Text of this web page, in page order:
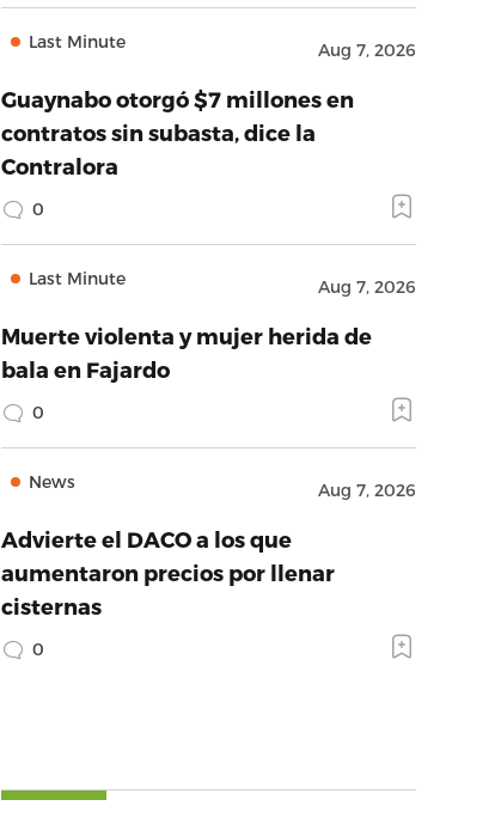
Last Minute Aug 7, 2026
Guaynabo otorgó $7 millones en
contratos sin subasta, dice la
Contralora
0
Last Minute Aug 7, 2026
Muerte violenta y mujer herida de
bala en Fajardo
0
News Aug 7, 2026
Advierte el DACO a los que
aumentaron precios por llenar
cisternas
0